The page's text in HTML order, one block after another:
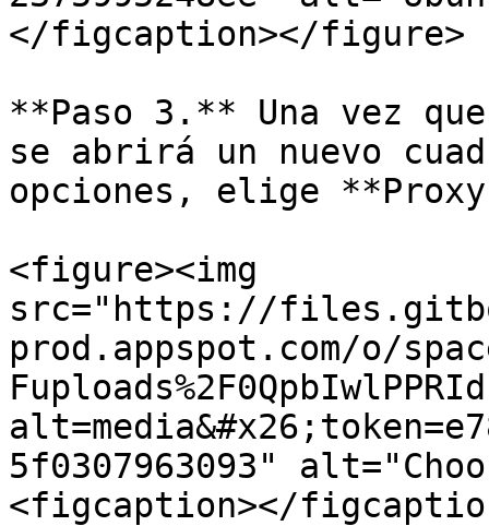
</figcaption></figure>
**Paso 3.** Una vez
se abrirá un nuevo
opciones, elige
<figure><img
src="https://
prod.appspot.com/o/
5f0307963093"
<figcaption></